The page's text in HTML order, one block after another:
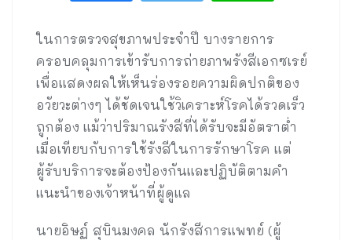
ในการตรวจสุขภาพประจำปี บางรายการ
ครอบคลุมการเข้ารับการถ่ายภาพรังสีเอกซเรย์
เพื่อแสดงผลให้เห็นร่องรอยความผิดปกติของ
อวัยวะต่างๆ ได้ชัดเจนใช้วิเคราะห์โรคได้รวดเร็ว
ถูกต้อง แม้ว่าปริมาณรังสีที่ได้รับจะมีอัตราต่ำ
เมื่อเทียบกับการใช้รังสีในการรักษาโรค แต่
ผู้รับบริการจะต้องป้องกันและปฏิบัติตามคำ
แนะนำของเจ้าหน้าที่ผู้ดูแล
นายอิษฏ์ สุบินมงคล นักรังสีการแพทย์ (ผู้